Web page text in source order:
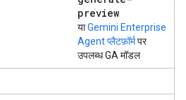
preview
याGemini Enterprise
Agent प्लैटफ़ॉर्मपर
उपलब्ध GA मॉडल